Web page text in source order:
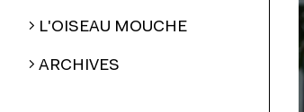
L'OISEAU MOUCHE
ARCHIVES